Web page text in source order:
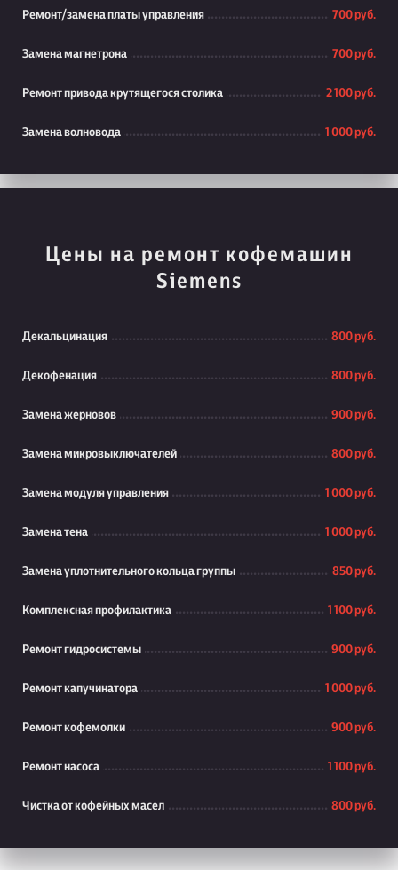
Ремонт/замена платы управления 700 руб.
Замена магнетрона 700 руб.
Ремонт привода крутящегося столика 2 100 руб.
Замена волновода 1 000 руб.
Цены на ремонт кофемашин
Siemens
Декальцинация 800 руб.
Декофенация 800 руб.
Замена жерновов 900 руб.
Замена микровыключателей 800 руб.
Замена модуля управления 1 000 руб.
Замена тена 1 000 руб.
Замена уплотнительного кольца группы 850 руб.
Комплексная профилактика 1 100 руб.
Ремонт гидросистемы 900 руб.
Ремонт капучинатора 1 000 руб.
Ремонт кофемолки 900 руб.
Ремонт насоса 1 100 руб.
Чистка от кофейных масел 800 руб.